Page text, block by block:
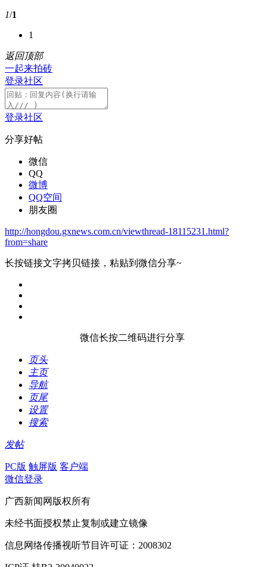
1/1
1
返回顶部
一起来拍砖
登录社区
登录社区
分享好帖
微信
QQ
微博
QQ空间
朋友圈
http://hongdou.gxnews.com.cn/viewthread-18115231.html?
from=share
长按链接文字拷贝链接，粘贴到微信分享~
微信长按二维码进行分享
页头
主页
导航
页尾
设置
搜索
发帖
PC版 触屏版 客户端
微信登录
广西新闻网版权所有
未经书面授权禁止复制或建立镜像
信息网络传播视听节目许可证：2008302